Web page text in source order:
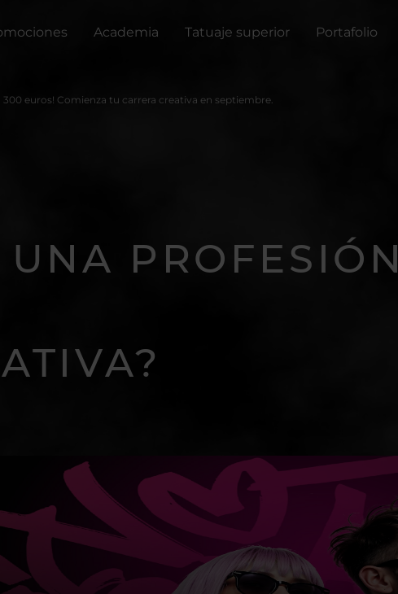
Academia Tatuaje superior Portafolio
300 euros! Comienza tu carrera creativa en septiembre.
PROFESIÓN